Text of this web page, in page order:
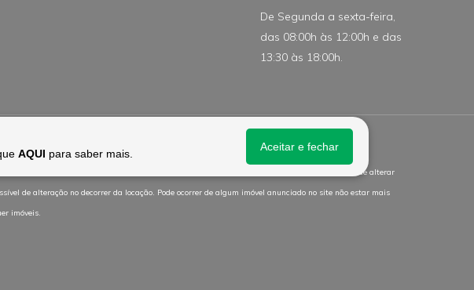
AQUI para saber mais.
Aceitar e fechar
De Segunda a sexta-feira,
das 08:00h às 12:00h e das
13:30 às 18:00h.
imóvel, exceto nos casos de imóveis já prontos e mobiliados. A imobiliária se reserva o direito de alterar
de alteração no decorrer da locação. Pode ocorrer de algum imóvel anunciado no site não estar mais
imóveis.